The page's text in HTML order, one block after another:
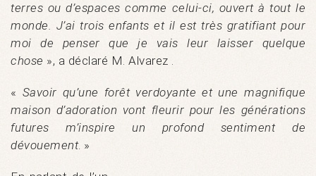
terres ou d’espaces comme celui-ci, ouvert à tout le
monde. J’ai trois enfants et il est très gratifiant pour
moi de penser que je vais leur laisser quelque
chose », a déclaré M. Alvarez .
« Savoir qu’une forêt verdoyante et une magnifique
maison d’adoration vont fleurir pour les générations
futures m’inspire un profond sentiment de
dévouement. »